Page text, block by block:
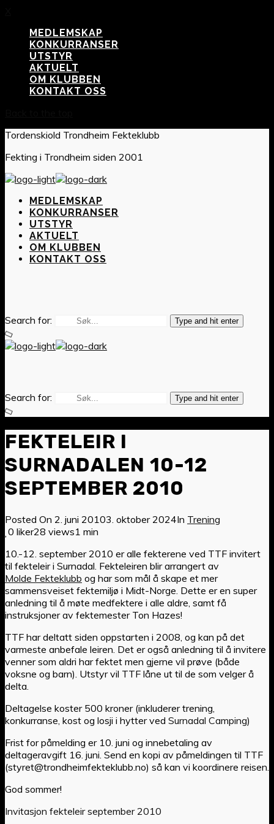
MEDLEMSKAP
KONKURRANSER
UTSTYR
AKTUELT
OM KLUBBEN
KONTAKT OSS
Tordenskiold Trondheim Fekteklubb
Fekting i Trondheim siden 2001
MEDLEMSKAP
KONKURRANSER
UTSTYR
AKTUELT
OM KLUBBEN
KONTAKT OSS
Search for: Type and hit enter
Search for: Type and hit enter
FEKTELEIR I
SURNADALEN 10-12
SEPTEMBER 2010
Posted On 2. juni 20103. oktober 2024In Trening
0 liker28 views1 min
10.-12. september 2010 er alle fekterene ved TTF invitert
til fekteleir i Surnadal. Fekteleiren blir arrangert av
Molde Fekteklubb og har som mål å skape et mer
sammensveiset fektemiljø i Midt-Norge. Dette er en super
anledning til å møte medfektere i alle aldre, samt få
instruksjoner av fektemester Ton Hazes!
TTF har deltatt siden oppstarten i 2008, og kan på det
varmeste anbefale leiren. Det er også anledning til å invitere
venner som aldri har fektet men gjerne vil prøve (både
voksne og barn). Utstyr vil TTF låne ut til de som velger å
delta.
Deltagelse koster 500 kroner (inkluderer trening,
konkurranse, kost og losji i hytter ved Surnadal Camping)
Frist for påmelding er 10. juni og innebetaling av
deltageravgift 16. juni. Send en kopi av påmeldingen til TTF
(styret@trondheimfekteklubb.no) så kan vi koordinere reisen.
God sommer!
Invitasjon fekteleir september 2010